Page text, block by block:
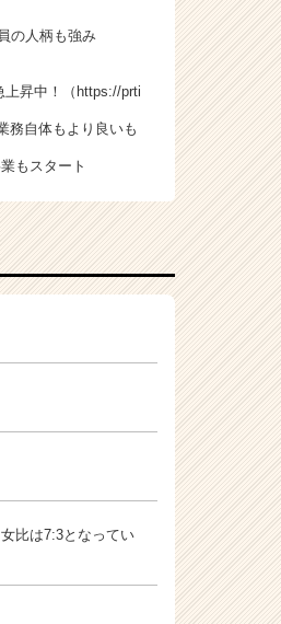
の人柄も強み
昇中！（ https://prti
務自体もより良いも
もスタート
比は7:3となってい